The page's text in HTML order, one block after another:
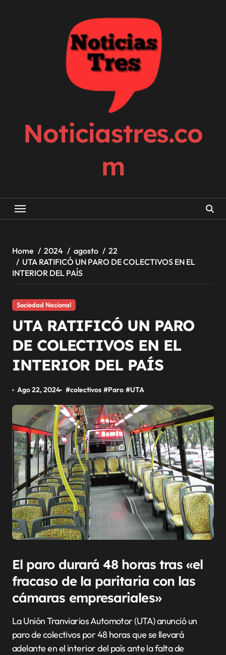
Noticiastres.co
m
Home 2024 agosto
22
UTA RATIFICÓ UN PARO DE COLECTIVOS EN EL
INTERIOR DEL PAÍS
Sociedad Nacional
UTA RATIFICÓ UN PARO
DE COLECTIVOS EN EL
INTERIOR DEL PAÍS
Ago 22, 2024 #colectivos #Paro #UTA
El paro durará 48 horas tras «el
fracaso de la paritaria con las
cámaras empresariales»
La Unión Tranviarios Automotor (UTA) anunció un
paro de colectivos por 48 horas que se llevará
adelante en el interior del país ante la falta de